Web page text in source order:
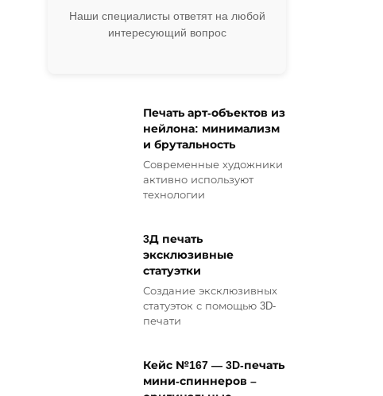
Наши специалисты ответят на любой
интересующий вопрос
Печать арт-объектов из
нейлона: минимализм
и брутальность
Современные художники
активно используют
технологии
3Д печать
эксклюзивные
статуэтки
Создание эксклюзивных
статуэток с помощью 3D-
печати
Кейс №167 — 3D-печать
мини-спиннеров –